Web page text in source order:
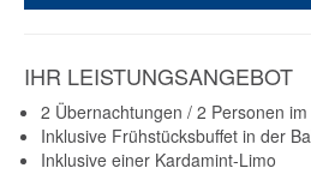
IHR LEISTUNGSANGEBOT
2 Übernachtungen / 2 Personen
Inklusive Frühstücksbuffet in der
Inklusive einer Kardamint-Limo